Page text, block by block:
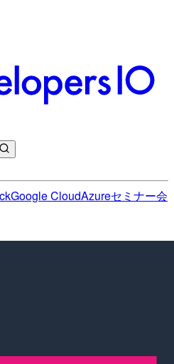
Google CloudAzureセミナー会